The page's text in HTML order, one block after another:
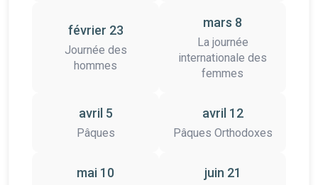
février 23
Journée des
hommes
mars 8
La journée
internationale des
femmes
avril 5
Pâques
avril 12
Pâques Orthodoxes
mai 10 juin 21